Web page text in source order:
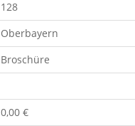
128
Oberbayern
Broschüre
0,00 €